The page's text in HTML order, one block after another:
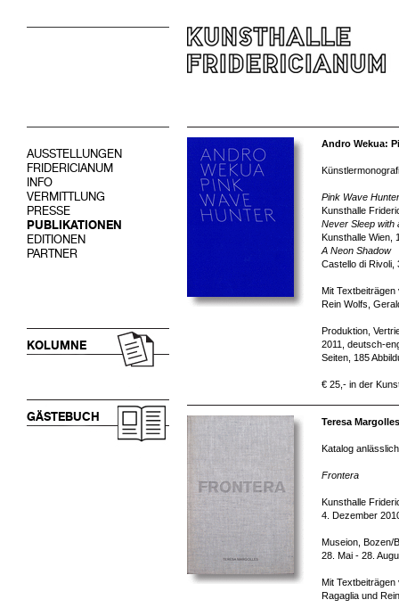
AUSSTELLUNGEN
FRIDERICIANUM
INFO
VERMITTLUNG
PRESSE
PUBLIKATIONEN
EDITIONEN
PARTNER
KOLUMNE
GÄSTEBUCH
Andro Wekua:
Pink Wave Hunter
Kunsthalle
Never Sleep with
Kunsthalle Wien,
A Neon Shadow
Castello di Rivoli,
Mit
Rein Wolfs,
Produktion,
2011, deutsch-
Seiten, 185
€ 25,- in der
Teresa
Katalog
Frontera
Kunsthalle
4. Dezember
Museion, Bozen/
28. Mai - 28.
Mit Textbeiträgen
Ragaglia und